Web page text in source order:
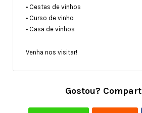
• Cestas de vinhos
• Curso de vinho
• Casa de vinhos
Venha nos visitar!
Gostou?